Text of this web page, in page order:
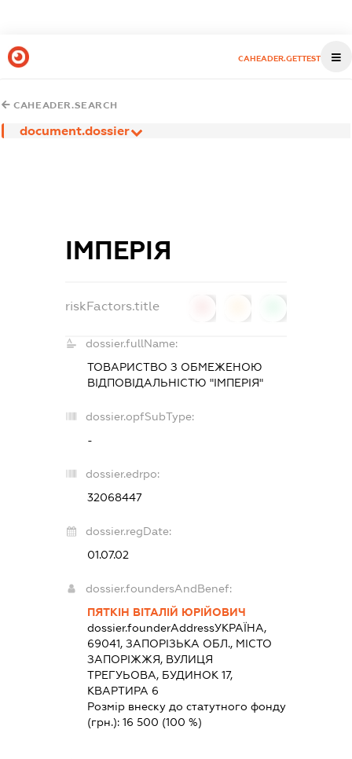
CAHEADER.GETTEST
CAHEADER.SEARCH
document.dossier
ІМПЕРІЯ
riskFactors.title
dossier.fullName:
ТОВАРИСТВО З ОБМЕЖЕНОЮ
ВІДПОВІДАЛЬНІСТЮ "ІМПЕРІЯ"
dossier.opfSubType:
-
dossier.edrpo:
32068447
dossier.regDate:
01.07.02
dossier.foundersAndBenef:
ПЯТКІН ВІТАЛІЙ ЮРІЙОВИЧ
dossier.founderAddressУКРАЇНА,
69041, ЗАПОРІЗЬКА ОБЛ., МІСТО
ЗАПОРІЖЖЯ, ВУЛИЦЯ
ТРЕГУЬОВА, БУДИНОК 17,
КВАРТИРА 6
Розмір внеску до статутного фонду
(грн.):16 500 (100 %)